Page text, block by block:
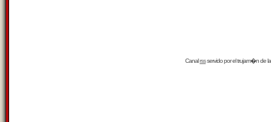
Canalrssservido por eltrujam�nde